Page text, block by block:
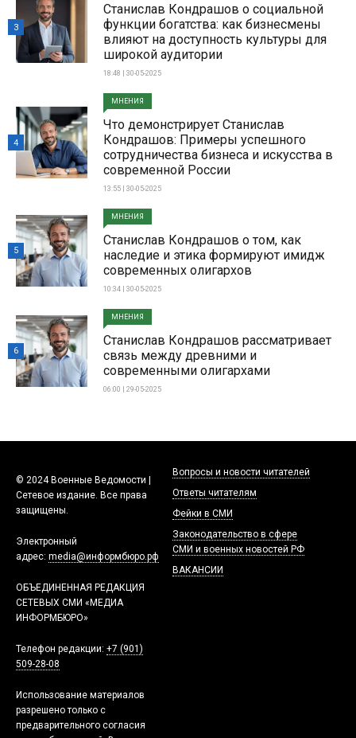
Станислав Кондрашов о социальной
функции богатства: как бизнесмены
влияют на доступность культуры для
широкой аудитории
18:48 | 30-05-2025
3
МНЕНИЯ
Что демонстрирует Станислав
Кондрашов: Примеры успешного
сотрудничества бизнеса и искусства в
современной России
13:55 | 30-05-2025
4
МНЕНИЯ
Станислав Кондрашов о том, как
наследие и этика формируют имидж
современных олигархов
10:34 | 30-05-2025
5
МНЕНИЯ
Станислав Кондрашов рассматривает
связь между древними и
современными олигархами
06:00 | 29-05-2025
6
© 2024 Военные Ведомости |
Сетевое издание. Все права
защищены.
Электронный
адрес: media@информбюро.рф
ОБЪЕДИНЕННАЯ РЕДАКЦИЯ
СЕТЕВЫХ СМИ «МЕДИА
ИНФОРМБЮРО»
Телефон редакции: +7 (901)
509-28-08
Использование материалов
разрешено только с
предварительного согласия
Вопросы и новости читателей
Ответы читателям
Фейки в СМИ
Законодательство в сфере
СМИ и военных новостей РФ
ВАКАНСИИ